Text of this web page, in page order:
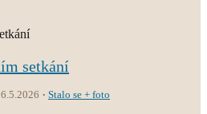
setkání
Stalo se + foto